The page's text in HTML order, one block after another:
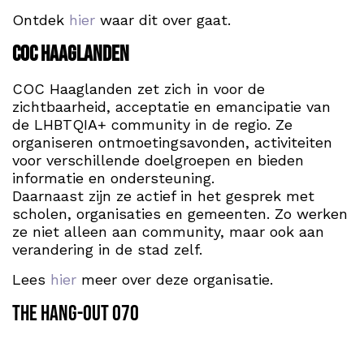
Ontdek hier waar dit over gaat.
COC Haaglanden
COC Haaglanden zet zich in voor de
zichtbaarheid, acceptatie en emancipatie van
de LHBTQIA+ community in de regio. Ze
organiseren ontmoetingsavonden, activiteiten
voor verschillende doelgroepen en bieden
informatie en ondersteuning.
Daarnaast zijn ze actief in het gesprek met
scholen, organisaties en gemeenten. Zo werken
ze niet alleen aan community, maar ook aan
verandering in de stad zelf.
Lees hier meer over deze organisatie.
The Hang-Out 070